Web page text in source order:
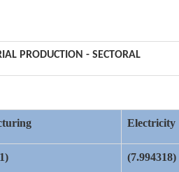
PRODUCTION - SECTORAL
Electricity
(7.994318)